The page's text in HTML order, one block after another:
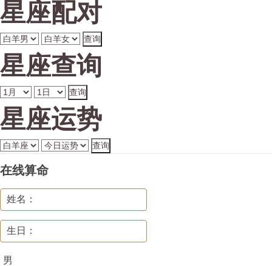
星座配对
星座查询
星座运势
在线算命
姓名：
生日：
男